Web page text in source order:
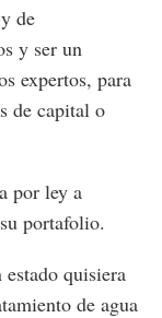
de
y ser un
expertos, para
de capital o
por ley a
portafolio.
quisiera
de agua